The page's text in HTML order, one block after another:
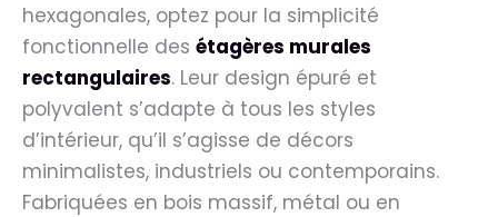
hexagonales, optez pour la simplicité
fonctionnelle des étagères murales
rectangulaires. Leur design épuré et
polyvalent s’adapte à tous les styles
d’intérieur, qu’il s’agisse de décors
minimalistes, industriels ou contemporains.
Fabriquées en bois massif, métal ou en